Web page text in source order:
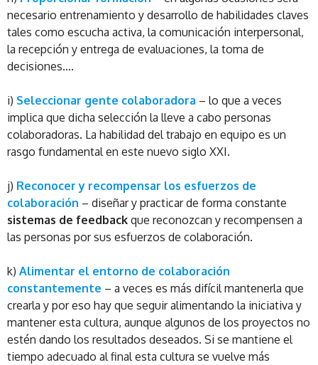
necesario entrenamiento y desarrollo de habilidades claves
tales como escucha activa, la comunicación interpersonal,
la recepción y entrega de evaluaciones, la toma de
decisiones….
i) Seleccionar gente colaboradora – lo que a veces
implica que dicha selección la lleve a cabo personas
colaboradoras. La habilidad del trabajo en equipo es un
rasgo fundamental en este nuevo siglo XXI.
j) Reconocer y recompensar los esfuerzos de
colaboración – diseñar y practicar de forma constante
sistemas de feedback que reconozcan y recompensen a
las personas por sus esfuerzos de colaboración.
k) Alimentar el entorno de colaboración
constantemente – a veces es más difícil mantenerla que
crearla y por eso hay que seguir alimentando la iniciativa y
mantener esta cultura, aunque algunos de los proyectos no
estén dando los resultados deseados. Si se mantiene el
tiempo adecuado al final esta cultura se vuelve más